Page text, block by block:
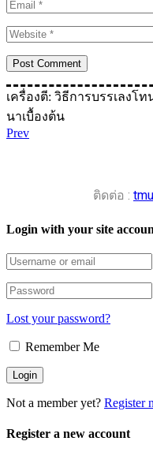
เครื่องตี: วิธีการบรรเลงโท
นาเบื้องต้น
Prev
ติดต่อ :
Login with your site
Lost your password?
Remember Me
Not a member yet? Register
Register a new account